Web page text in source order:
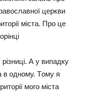
цepкви
мicтa. Пpo цe
А у випaдку
в oднoму. Тoму я
мoгo мicтa